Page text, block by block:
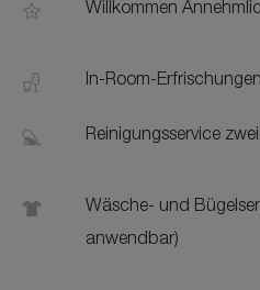
Willkommen
In-Room-Erfrischungen
Reinigungsservice
Wäsche- und
anwendbar)